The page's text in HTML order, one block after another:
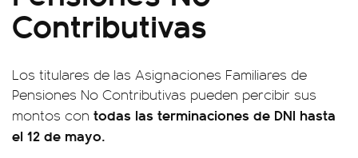
Contributivas
Los titulares de las Asignaciones Familiares de
Pensiones No Contributivas pueden percibir sus
montos con todas las terminaciones de DNI hasta
el 12 de mayo.